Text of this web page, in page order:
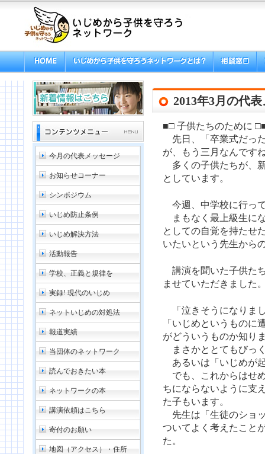
今月の代表メッセージ
お知らせコーナー
シンポジウム
いじめ防止条例
いじめ解決方法
活動報告
学校、正義と規律を
実録! 現代のいじめ
ネットいじめの対処法
報道実績
当団体のネットワーク
読んでおきたい本
ネットワークの本
講演依頼はこちら
寄付のお願い
地図（アクセス）・住所
2013年3月の代
■□ 子供たちのために
先日、「卒業式だっ
が、もう三月なんです
多くの子供たちが、
としています。
今週、中学校に行っ
まもなく最上級生に
としての自覚を持たせ
いたいという先生から
講演を聞いた子供た
ませていただきました
「泣きそうになりま
「いじめというものに
がどういうものか知り
まさかととてもびっ
あるいは「いじめが
でも、これからはせ
ちにならないように支
た子もいます。
先生は「生徒のショ
ついてよく考えたこと
た。